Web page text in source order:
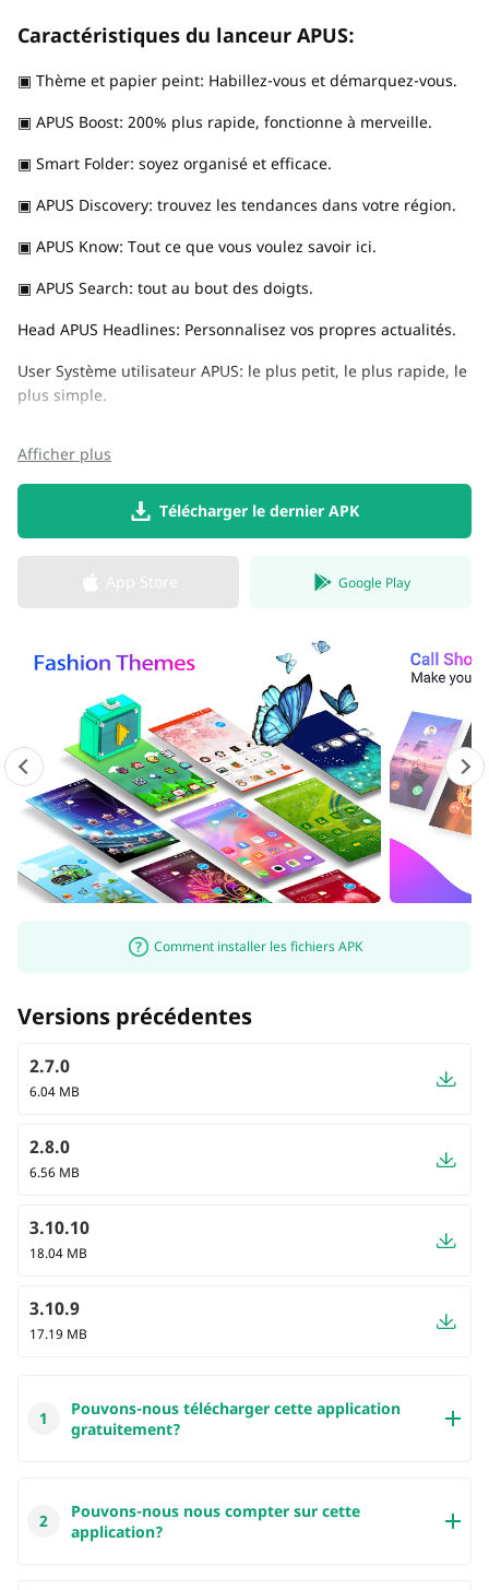
Caractéristiques du lanceur APUS:
▣ Thème et papier peint: Habillez-vous et démarquez-vous.
▣ APUS Boost: 200% plus rapide, fonctionne à merveille.
▣ Smart Folder: soyez organisé et efficace.
▣ APUS Discovery: trouvez les tendances dans votre région.
▣ APUS Know: Tout ce que vous voulez savoir ici.
▣ APUS Search: tout au bout des doigts.
Head APUS Headlines: Personnalisez vos propres actualités.
User Système utilisateur APUS: le plus petit, le plus rapide, le
plus simple.
Afficher plus
Télécharger le dernier APK
Google Play
Comment installer les fichiers APK
Versions précédentes
2.7.0
6.04 MB
2.8.0
6.56 MB
3.10.10
18.04 MB
3.10.9
17.19 MB
1
Pouvons-nous télécharger cette application
gratuitement?
les applications de notre site Internet sont 100%
gratuites à télécharger. De plus, vous n'avez pas besoin
2
Pouvons-nous nous compter sur cette
application?